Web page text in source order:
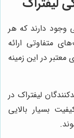
وجود دارند که هر
متفاوتی ارائه
در این زمینه
لیفتراک در
بسیار بالایی